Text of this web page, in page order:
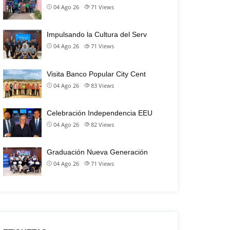
04 Ago 26 71 Views
Impulsando la Cultura del Serv
04 Ago 26 71 Views
Visita Banco Popular City Cent
04 Ago 26 83 Views
Celebración Independencia EEU
04 Ago 26 82 Views
Graduación Nueva Generación
04 Ago 26 71 Views